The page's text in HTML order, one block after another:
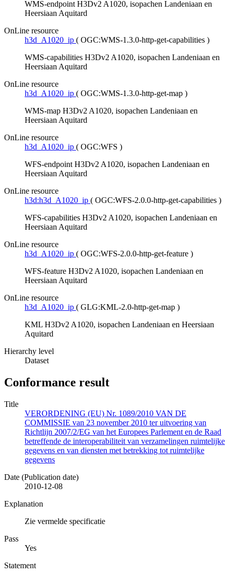
WMS-endpoint H3Dv2 A1020, isopachen Landeniaan en
Heersiaan Aquitard
OnLine resource
h3d_A1020_ip ( OGC:WMS-1.3.0-http-get-capabilities )
WMS-capabilities H3Dv2 A1020, isopachen Landeniaan en
Heersiaan Aquitard
OnLine resource
h3d_A1020_ip ( OGC:WMS-1.3.0-http-get-map )
WMS-map H3Dv2 A1020, isopachen Landeniaan en
Heersiaan Aquitard
OnLine resource
h3d_A1020_ip ( OGC:WFS )
WFS-endpoint H3Dv2 A1020, isopachen Landeniaan en
Heersiaan Aquitard
OnLine resource
h3d:h3d_A1020_ip ( OGC:WFS-2.0.0-http-get-capabilities )
WFS-capabilities H3Dv2 A1020, isopachen Landeniaan en
Heersiaan Aquitard
OnLine resource
h3d_A1020_ip ( OGC:WFS-2.0.0-http-get-feature )
WFS-feature H3Dv2 A1020, isopachen Landeniaan en
Heersiaan Aquitard
OnLine resource
h3d_A1020_ip ( GLG:KML-2.0-http-get-map )
KML H3Dv2 A1020, isopachen Landeniaan en Heersiaan
Aquitard
Hierarchy level
Dataset
Conformance result
Title
VERORDENING (EU) Nr. 1089/2010 VAN DE
COMMISSIE van 23 november 2010 ter uitvoering van
Richtlijn 2007/2/EG van het Europees Parlement en de Raad
betreffende de interoperabiliteit van verzamelingen ruimtelijke
gegevens en van diensten met betrekking tot ruimtelijke
gegevens
Date (Publication date)
2010-12-08
Explanation
Zie vermelde specificatie
Pass
Yes
Statement